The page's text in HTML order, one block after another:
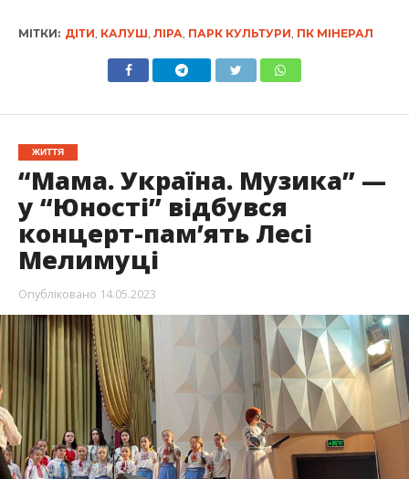
МІТКИ: ДІТИ, КАЛУШ, ЛІРА, ПАРК КУЛЬТУРИ, ПК МІНЕРАЛ
ЖИТТЯ
“Мама. Україна. Музика” —
у “Юності” відбувся
концерт-пам’ять Лесі
Мелимуці
Опубліковано 14.05.2023